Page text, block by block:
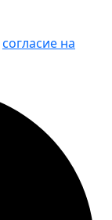
согласие на